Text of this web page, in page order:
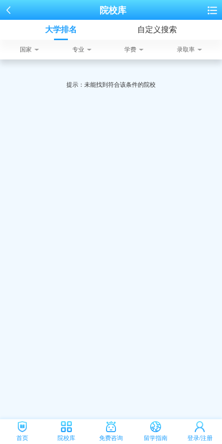
院校库
大学排名 自定义搜索
国家 专业 学费 录取率
提示：未能找到符合该条件的院校
首页 院校库 免费咨询 留学指南 登录/注册